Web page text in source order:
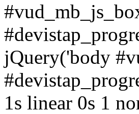
jQuery('body
1s linear 0s 1